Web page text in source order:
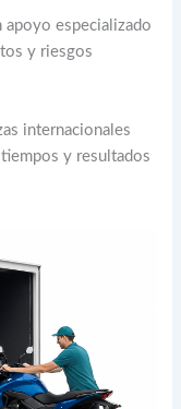
apoyo especializado
y riesgos
internacionales
y resultados